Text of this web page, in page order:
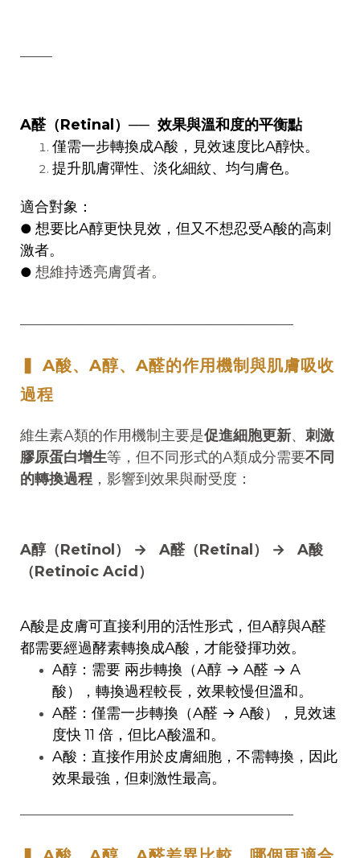
────
A醛（Retinal）── 效果與溫和度的平衡點
僅需一步轉換成A酸，見效速度比A醇快。
提升肌膚彈性、淡化細紋、均勻膚色。
適合對象：
● 想要比A醇更快見效，但又不想忍受A酸的高刺
激者。
● 想維持透亮膚質者。
──────────────────────────────────
▍ A酸、A醇、A醛的作用機制與肌膚吸收
過程
維生素A類的作用機制主要是促進細胞更新、 刺激
膠原蛋白增生等，但不同形式的A類成分需要不同
的轉換過程 ，影響到效果與耐受度：
A醇（Retinol） → A醛（Retinal） → A酸
（Retinoic Acid）
A酸是皮膚可直接利用的活性形式，但A醇與A醛
都需要經過酵素轉換成A酸，才能發揮功效。
A醇：需要 兩步轉換（A醇 → A醛 → A
酸），轉換過程較長，效果較慢但溫和。
A醛：僅需一步轉換（A醛 → A酸），見效速
度快 11 倍，但比A酸溫和。
A酸：直接作用於皮膚細胞，不需轉換，因此
效果最強，但刺激性最高。
──────────────────────────────────